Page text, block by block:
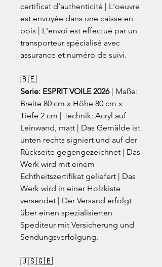
certificat d’authenticité | L'oeuvre
est envoyée dans une caisse en
bois | L'envoi est effectué par un
transporteur spécialisé avec
assurance et numéro de suivi.
🇧🇪
Serie: ESPRIT VOILE 2026| Maße:
Breite 80 cm x Höhe 80 cm x
Tiefe 2 cm | Technik: Acryl auf
Leinwand, matt | Das Gemälde ist
unten rechts signiert und auf der
Rückseite gegengezeichnet | Das
Werk wird mit einem
Echtheitszertifikat geliefert | Das
Werk wird in einer Holzkiste
versendet | Der Versand erfolgt
über einen spezialisierten
Spediteur mit Versicherung und
Sendungsverfolgung.
🇺🇸🇬🇧